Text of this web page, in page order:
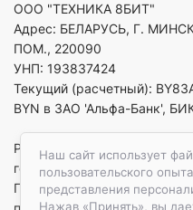
Наш сайт использует
пользовательского
представления
Нажав «Принять», вы
ООО "ТЕХНИКА 8БИТ"
Адрес: БЕЛАРУСЬ, Г.
ПОМ., 220090
УНП: 193837424
Текущий (расчетный):
BYN в ЗАО 'Альфа-Банк',
Регистрация в торговом
горисполком
По вопросам защиты прав